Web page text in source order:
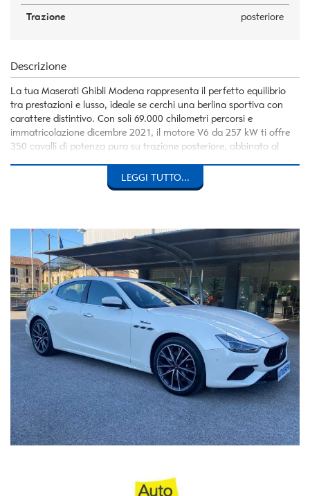
Trazione posteriore
Descrizione
La tua Maserati Ghibli Modena rappresenta il perfetto equilibrio
tra prestazioni e lusso, ideale se cerchi una berlina sportiva con
carattere distintivo. Con soli 69.000 chilometri percorsi e
immatricolazione dicembre 2021, il motore V6 da 257 kW ti offre
350 cavalli di potenza pura su trazione posteriore, abbinato al
è ricco di tecnologie moderne che rendono ogni viaggio
confortevole e connesso.
e le dotazioni premium riflettono l'attenzione Maserati ai dettagli e
alla qualità costruttiva. Se apprezzi il design italiano e desideri
un'auto che combini prestazioni con eleganza senza compromessi,
questa berlina rappresenta una scelta consapevole per chi non
scende a compromessi.
Dotazioni Principali
Comfort & Convenience: Climatizzatore automatico 3 zone, sedili
sportivi con supporto lombare, regolazione elettrica sedili, volante
in pelle, specchietti laterali elettrici
Entertainment & Media: Navigatore satellitare, Apple CarPlay,
Android Auto, touch screen, volante multifunzione
Lighting: Fari full-LED, fari direzionali
Driver Assistance Systems: Riconoscimento segnali stradali, sistema
Extra Equipment: Cerchi in lega, pacchetto sportivo, luce
LEGGI TUTTO...